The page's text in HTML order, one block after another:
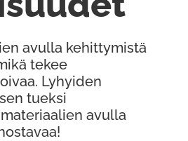
avulla kehittymistä
tekee
Lyhyiden
tueksi
avulla